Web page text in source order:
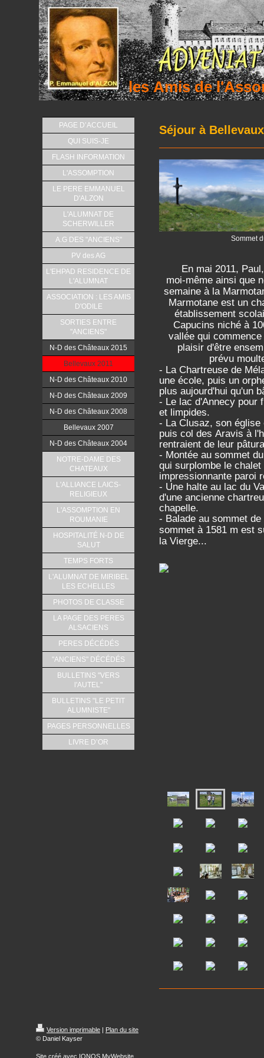
les Amis de
PAGE D’ACCUEIL
QUI SUIS-JE
FLASH INFORMATION
L'ASSOMPTION
LE PERE EMMANUEL
D'ALZON
L'ALUMNAT DE
SCHERWILLER
A.G DES "ANCIENS"
PV des AG
L'EHPAD RESIDENCE DE
L'ALUMNAT
ASSOCIATION : LES AMIS
D'ODILE
SORTIES ENTRE
"ANCIENS"
N-D des Châteaux 2015
Bellevaux 2011
N-D des Châteaux 2010
N-D des Châteaux 2009
N-D des Châteaux 2008
Bellevaux 2007
N-D des Châteaux 2004
NOTRE-DAME DES
CHATEAUX
L'ALLIANCE LAICS-
RELIGIEUX
L'ASSOMPTION EN
ROUMANIE
HOSPITALITÉ N-D DE
SALUT
TEMPS FORTS
L'ALUMNAT DE MIRIBEL
LES ECHELLES
PHOTOS DE CLASSE
LA PAGE DES PERES
ALSACIENS
PERES DÉCÉDÉS
"ANCIENS" DÉCÉDÉS
BULLETINS "VERS
l'AUTEL"
BULLETINS "LE PETIT
ALUMNISTE"
PAGES PERSONNELLES
LIVRE D’OR
Séjour à
Sommet
En mai 2011,
moi-même ainsi que
semaine à la
Marmotane est un
établissement
Capucins niché à
vallée qui
plaisir d'être
prévu
- La Chartreuse de
une école, puis un
plus aujourd'hui qu'un
- Le lac d'Annecy pour
et limpides.
- La Clusaz, son
puis col des Aravis à
rentraient de leur
- Montée au sommet
qui surplombe le
impressionnante paroi
- Une halte au lac du
d'une ancienne
chapelle.
- Balade au sommet
sommet à 1581 m est
la Vierge...
Version imprimable | Plan du site
© Daniel Kayser
Site créé avec IONOS MyWebsite